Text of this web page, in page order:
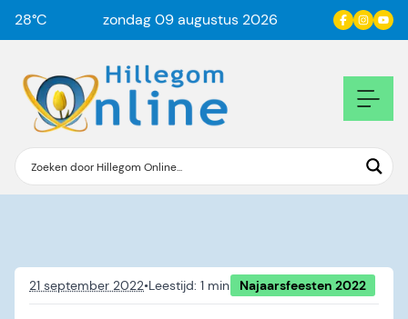
28°C zondag 09 augustus 2026
21 september 2022• Najaarsfeesten 2022